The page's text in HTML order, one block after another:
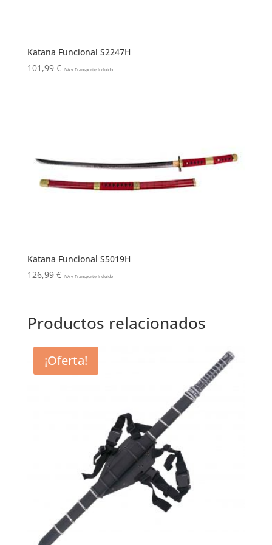
Katana Funcional S2247H
101,99 € IVA y Transporte Incluido
Katana Funcional S5019H
126,99 € IVA y Transporte Incluido
Productos relacionados
¡Oferta!